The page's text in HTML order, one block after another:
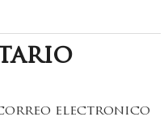
electronico